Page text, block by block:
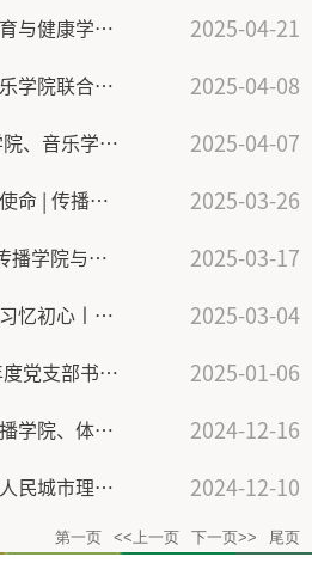
传播学院、美术学院、体育与健康学院和音乐学院顺利举行专题辅导报告暨党委理论学习中心组（扩大）学习会 2025-04-21
传播学院、美术学院、音乐学院联合举办深入贯彻中央八项规定精神学习教育专题辅导报告会，以作风建设筑牢思想根基 2025-04-08
2025年传播学院、美术学院、音乐学院联合党校入党积极分子培训班顺利开班 2025-04-07
赓续英烈精神，担当时代使命 | 传播学院2024级硕士研究生党支部主题党日活动——参观上海市四行仓库抗战纪念馆 2025-03-26
党建引领，光影铸魂——传播学院与上海国际影视节中心携手汇聚协同育人新动能 2025-03-17
民主评议促发展，党史学习忆初心丨传播学院本科生党支部召开2024年度党支部组织生活会和开展民主评议党员 2025-03-04
传播学院党委召开2024年度党支部书记抓党建工作述职评议考核会 2025-01-06
美术学院、音乐学院、传播学院、体育与健康学院教职工理论学习暨师生党员教育培训顺利举行 2024-12-16
学习三中全会精神，践行人民城市理念 | 传播学院博士研究生党支部、2023级硕士研究生第一、第二党支部、第二团支部联合开展党建带团建主题党团活动 2024-12-10
第一页 <<上一页 下一页>> 尾页